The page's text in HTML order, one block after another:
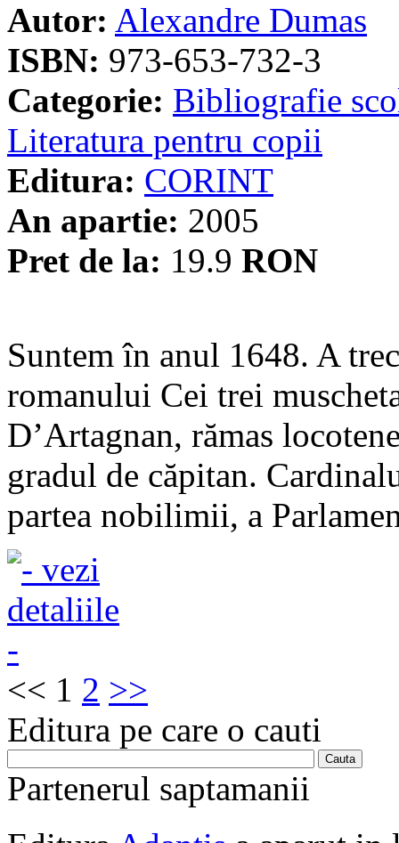
Autor: Alexandre Dumas
ISBN: 973-653-732-3
Categorie: Bibliografie
Literatura pentru copii
Editura: CORINT
An apartie: 2005
Pret de la: 19.9 RON
Suntem în anul 1648. A
romanului Cei trei
D’Artagnan, rămas
gradul de căpitan.
partea nobilimii, a
<< 1 2 >>
Editura pe care o cauti
Partenerul saptamanii